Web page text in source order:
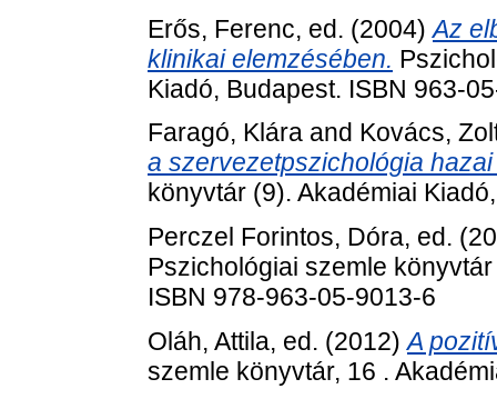
Erős, Ferenc, ed. (2004)Az
klinikai elemzésében.
Kiadó, Budapest. ISBN 963-
Faragó, Klára and Kovács,
a szervezetpszichológia
könyvtár (9). Akadémiai
Perczel Forintos, Dóra, ed.
Pszichológiai szemle
ISBN 978-963-05-9013-6
Oláh, Attila, ed. (2012)A
szemle könyvtár, 16 .